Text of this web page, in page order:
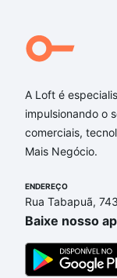
Qual o preço
venda em
Aqui na Loft
Apartamentos
Jataí,
com nossas
ainda tem
processo de
custa comprar
gente para
segurança e
A Loft é
impulsionando o
comerciais,
Mais Negócio.
ENDEREÇO
Rua Tabapuã,
Baixe nosso